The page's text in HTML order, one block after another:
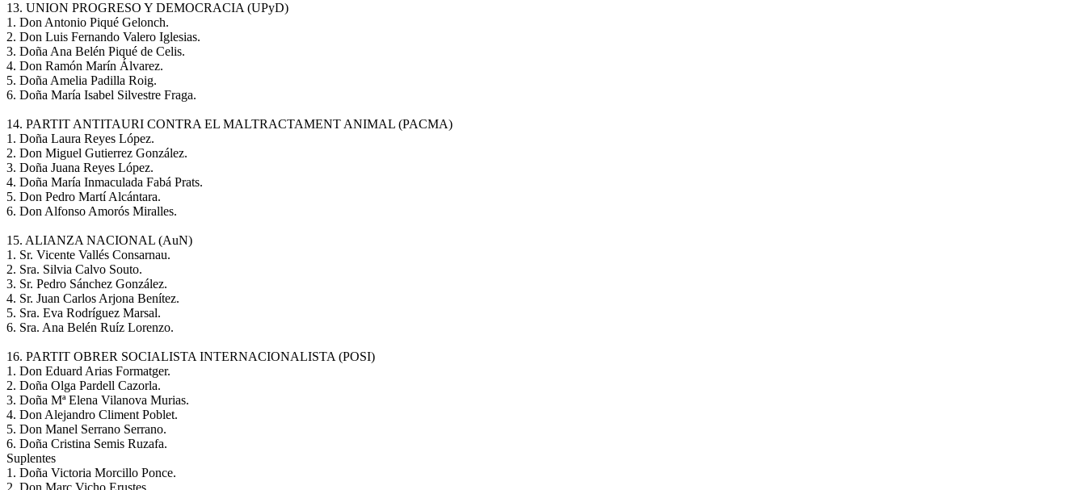
13. UNION PROGRESO Y DEMOCRACIA (UPyD)
1. Don Antonio Piqué Gelonch.
2. Don Luis Fernando Valero Iglesias.
3. Doña Ana Belén Piqué de Celis.
4. Don Ramón Marín Álvarez.
5. Doña Amelia Padilla Roig.
6. Doña María Isabel Silvestre Fraga.
14. PARTIT ANTITAURI CONTRA EL MALTRACTAMENT ANIMAL (PACMA)
1. Doña Laura Reyes López.
2. Don Miguel Gutierrez González.
3. Doña Juana Reyes López.
4. Doña María Inmaculada Fabá Prats.
5. Don Pedro Martí Alcántara.
6. Don Alfonso Amorós Miralles.
15. ALIANZA NACIONAL (AuN)
1. Sr. Vicente Vallés Consarnau.
2. Sra. Silvia Calvo Souto.
3. Sr. Pedro Sánchez González.
4. Sr. Juan Carlos Arjona Benítez.
5. Sra. Eva Rodríguez Marsal.
6. Sra. Ana Belén Ruíz Lorenzo.
16. PARTIT OBRER SOCIALISTA INTERNACIONALISTA (POSI)
1. Don Eduard Arias Formatger.
2. Doña Olga Pardell Cazorla.
3. Doña Mª Elena Vilanova Murias.
4. Don Alejandro Climent Poblet.
5. Don Manel Serrano Serrano.
6. Doña Cristina Semis Ruzafa.
Suplentes
1. Doña Victoria Morcillo Ponce.